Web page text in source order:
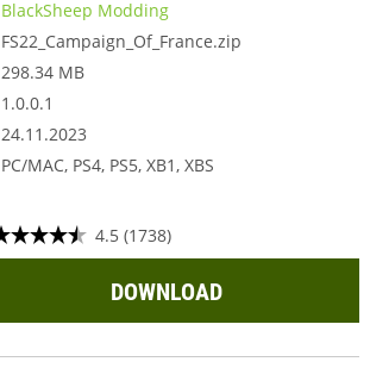
BlackSheep Modding
FS22_Campaign_Of_France.zip
298.34 MB
1.0.0.1
24.11.2023
PC/MAC, PS4, PS5, XB1, XBS
4.5 (1738)
DOWNLOAD